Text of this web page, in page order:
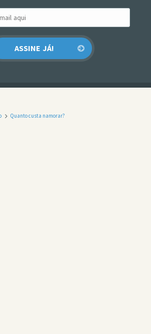
Quanto custa namorar?